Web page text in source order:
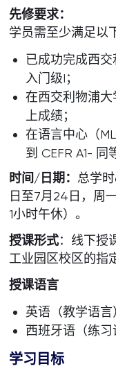
先修要求：
学员需至少满足以
已成功完成西
入门级I；
在西交利物浦大
上成绩；
在语言中心（
到 CEFR A1- 同
时间/日期： 总学
日至7月24日，周
1小时午休）。
授课形式：线下授
工业园区校区的指
授课语言
英语（教学语言
西班牙语（练习
学习目标